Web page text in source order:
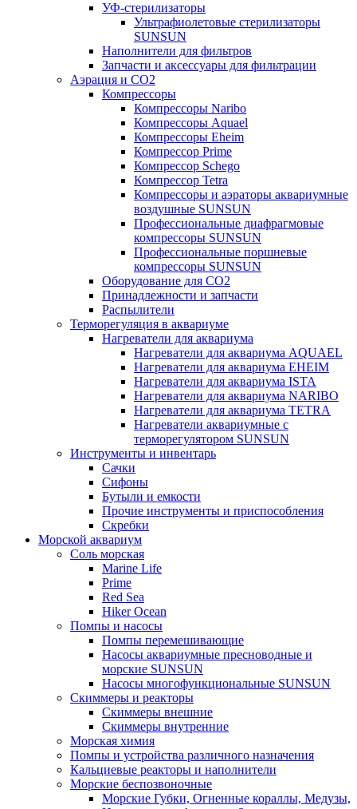
УФ-стерилизаторы
Ультрафиолетовые стерилизаторы
SUNSUN
Наполнители для фильтров
Запчасти и аксессуары для фильтрации
Аэрация и CO2
Компрессоры
Компрессоры Naribo
Компрессоры Aquael
Компрессоры Eheim
Компрессор Prime
Компрессор Schego
Компрессор Tetra
Компрессоры и аэраторы аквариумные
воздушные SUNSUN
Профессиональные диафрагмовые
компрессоры SUNSUN
Профессиональные поршневые
компрессоры SUNSUN
Оборудование для CO2
Принадлежности и запчасти
Распылители
Терморегуляция в аквариуме
Нагреватели для аквариума
Нагреватели для аквариума AQUAEL
Нагреватели для аквариума EHEIM
Нагреватели для аквариума ISTA
Нагреватели для аквариума NARIBO
Нагреватели для аквариума TETRA
Нагреватели аквариумные с
терморегулятором SUNSUN
Инструменты и инвентарь
Сачки
Сифоны
Бутыли и емкости
Прочие инструменты и приспособления
Скребки
Морской аквариум
Соль морская
Marine Life
Prime
Red Sea
Hiker Ocean
Помпы и насосы
Помпы перемешивающие
Насосы аквариумные пресноводные и
морские SUNSUN
Насосы многофункциональные SUNSUN
Скиммеры и реакторы
Скиммеры внешние
Скиммеры внутренние
Морская химия
Помпы и устройства различного назначения
Кальциевые реакторы и наполнители
Морские беспозвоночные
Морские Губки, Огненные кораллы, Медузы,